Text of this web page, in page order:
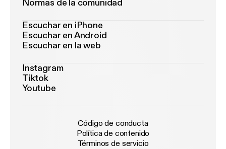
Normas de la comunidad
Escuchar en iPhone
Escuchar en Android
Escuchar en la web
Instagram
Tiktok
Youtube
Código de conducta
Política de contenido
Términos de servicio